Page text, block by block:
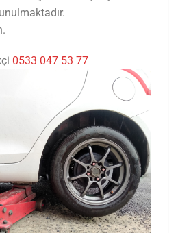
0533 047 53 77